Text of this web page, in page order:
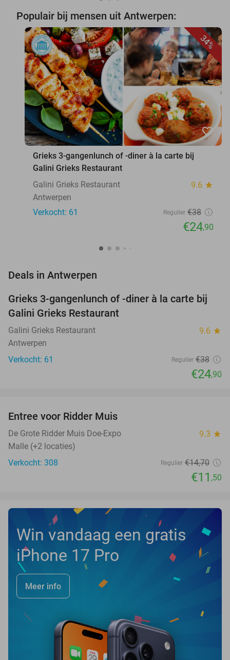
Populair bij mensen uit Antwerpen:
34%
favorite_border
Grieks 3-gangenlunch of -diner à la carte bij
Galini Grieks Restaurant
Galini Grieks Restaurant
9.6 star
Antwerpen
Verkocht: 61
Regulier €38
€24,90
Deals in Antwerpen
34%
Grieks 3-gangenlunch of -diner à la carte bij
Galini Grieks Restaurant
Galini Grieks Restaurant 9.6 star
Antwerpen
Verkocht: 61
Regulier €38
€24,90
TODAY
Entree voor Ridder Muis
De Grote Ridder Muis Doe-Expo 9.3 star
Malle (+2 locaties)
Verkocht: 308
Regulier €14,70
€11 ,50
Win vandaag een gratis
iPhone 17 Pro
Meer info